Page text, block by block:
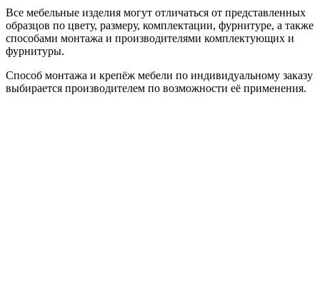
Все мебельные изделия могут отличаться от представленных
образцов по цвету, размеру, комплектации, фурнитуре, а также
способами монтажа и производителями комплектующих и
фурнитуры.
Способ монтажа и крепёж мебели по индивидуальному заказу
выбирается производителем по возможности её применения.